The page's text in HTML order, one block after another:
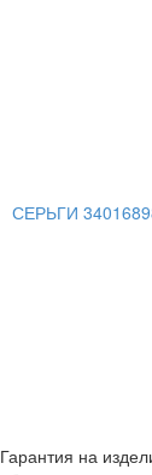
СЕРЬГИ
Гарантия на